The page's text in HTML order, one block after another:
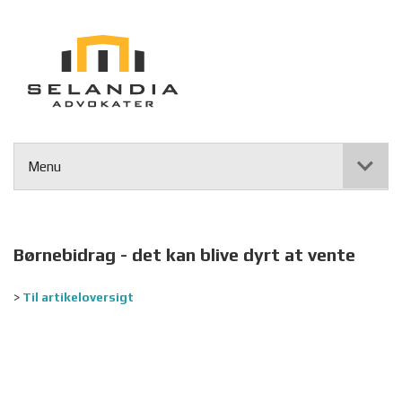
Menu
Børnebidrag - det kan blive dyrt at vente
> Til artikeloversigt